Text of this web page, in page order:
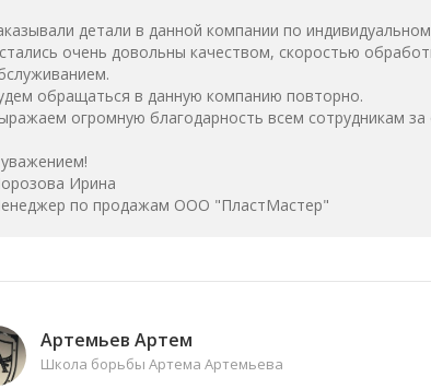
детали в данной компании по
очень довольны качеством, скоростью
обращаться в данную компанию повторно.
огромную благодарность всем сотрудникам за
Ирина
по продажам ООО "ПластМастер"
Артемьев Артем
Школа борьбы Артема Артемьева